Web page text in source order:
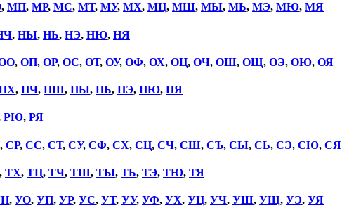
, МП, МР, МС, МТ, МУ, МХ, МЦ, МШ, МЫ, МЬ, МЭ, МЮ, МЯ
, НЫ, НЬ, НЭ, НЮ, НЯ
, ОП, ОР, ОС, ОТ, ОУ, ОФ, ОХ, ОЦ, ОЧ, ОШ, ОЩ, ОЭ, ОЮ, ОЯ
, ПЧ, ПШ, ПЫ, ПЬ, ПЭ, ПЮ, ПЯ
РЮ, РЯ
, СР, СС, СТ, СУ, СФ, СХ, СЦ, СЧ, СШ, СЪ, СЫ, СЬ, СЭ, СЮ, СЯ
, ТХ, ТЦ, ТЧ, ТШ, ТЫ, ТЬ, ТЭ, ТЮ, ТЯ
, УО, УП, УР, УС, УТ, УУ, УФ, УХ, УЦ, УЧ, УШ, УЩ, УЭ, УЯ